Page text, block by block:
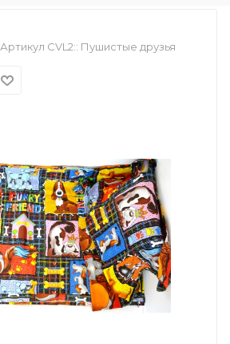
Артикул CVL2:: Пушистые друзья